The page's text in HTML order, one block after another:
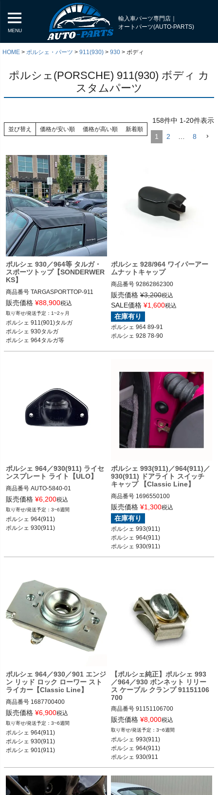
MENU
輸入車パーツ専門店｜
オートパーツ(AUTO-PARTS)
HOME ポルシェ・パーツ 911(930) 930 ボディ
ポルシェ(PORSCHE) 911(930) ボディ カ
スタムパーツ
並び替え 価格が安い順 価格が高い順 新着順
158件中 1-20件表示
1 2 8
ポルシェ 930／964等 タルガ・
スポーツトップ【SONDERWER
KS】
商品番号 TARGASPORTTOP-911
12PLP"SND-TARGASPORTTOP-911"
メーカーSKU: SST911
検索エラー用：
https://www.pelicanparts.com/More_Inf
o/SNDTARGASPORTTOP911.htm?pn
=SND-TARGASPORTTOP-911
ポルシェ 964タルガ 90-93
販売価格 ¥88,900税込
1~2ヶ月
ポルシェ 911(901)タルガ
ポルシェ 930タルガ
ポルシェ 964タルガ等
ポルシェ 928/964 ワイパーアー
ムナットキャップ
商品番号 92862862300
92862862300
ポルシェ 964 89-91
ポルシェ 928 78-90
販売価格 ¥3,200税込
SALE価格 ¥1,600税込
在庫有り
ポルシェ 964 89-91
ポルシェ 928 78-90
ポルシェ 964／930(911) ライセ
ンスプレート ライト【ULO】
商品番号 AUTO-5840-01
ポルシェ 964(911) カレラ2／カレラ4
／カレラRS／ターボ 89-93
ポルシェ 930(911) カレラ／ターボ 74
販売価格 ¥6,200税込
3~6週間
ポルシェ 964(911)
ポルシェ 930(911)
ポルシェ 993(911)／964(911)／
930(911) ドアライト スイッチ
キャップ 【Classic Line】
商品番号 1696550100
ポルシェ 993(911) カレラ／カレラ4／
ターボ／カレラRS／カレラ4S／ター
ボS／カレラS 93-97
ポルシェ 964(911) カレラ2／カレラ4
／カレラRS／ターボ 89-93
販売価格 ¥1,300税込
在庫有り
ポルシェ 993(911)
ポルシェ 964(911)
ポルシェ 930(911)
ポルシェ 964／930／901 エンジ
ン リッド ロック ローワー スト
ライカー【Classic Line】
商品番号 1687700400
ポルシェ 964(911) カレラ2／カレラ4
／カレラRS／ターボ 89-93
ポルシェ 930(911) カレラ／ターボ 74
-89
販売価格 ¥6,900税込
3~6週間
ポルシェ 964(911)
ポルシェ 930(911)
ポルシェ 901(911)
【ポルシェ純正】ポルシェ 993
／964／930 ボンネット リリー
ス ケーブル クランプ 91151106
700
商品番号 91151106700
ポルシェ 993(911) カレラ／カレラ4／
ターボ／カレラRS／カレラ4S／ター
ボS／カレラS 93-97
ポルシェ 964(911) カレラ2／カレラ4
／カレラRS／ターボ 89-93
-89
販売価格 ¥8,000税込
3~6週間
ポルシェ 993(911)
ポルシェ 964(911)
ポルシェ 930(911